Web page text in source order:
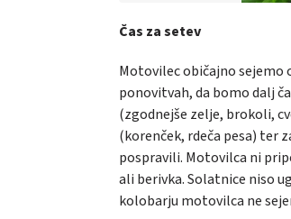
Čas za setev
Motovilec običajno sejemo
ponovitvah, da bomo dalj
(zgodnejše zelje, brokoli,
(korenček, rdeča pesa) ter
pospravili. Motovilca ni
ali berivka. Solatnice niso
kolobarju motovilca ne